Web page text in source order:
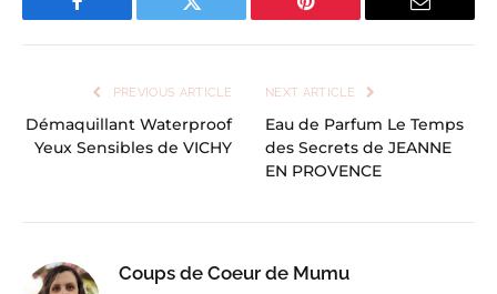
Facebook Twitter Pinterest Email
PREVIOUS ARTICLE
Démaquillant Waterproof
Yeux Sensibles de VICHY
NEXT ARTICLE
Eau de Parfum Le Temps
des Secrets de JEANNE
EN PROVENCE
Coups de Coeur de Mumu